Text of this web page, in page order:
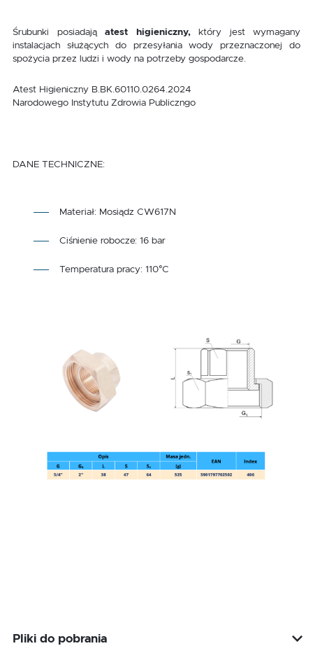
Śrubunki posiadają atest higieniczny, który jest wymagany
instalacjach służących do przesyłania wody przeznaczonej do
spożycia przez ludzi i wody na potrzeby gospodarcze.
Atest Higieniczny B.BK.60110.0264.2024
Narodowego Instytutu Zdrowia Publiczngo
DANE TECHNICZNE:
Materiał: Mosiądz CW617N
Ciśnienie robocze: 16 bar
Temperatura pracy: 110°C
Pliki do pobrania